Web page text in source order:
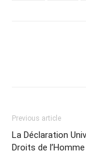
Previous article
La Déclaration
Droits de